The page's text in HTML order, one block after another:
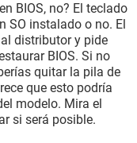
BIOS, no? El teclado
SO instalado o no. El
distributor y pide
BIOS. Si no
quitar la pila de
que esto podría
modelo. Mira el
si será posible.